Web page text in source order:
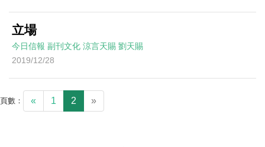
立場
今日信報 副刊文化 涼言天賜 劉天賜
2019/12/28
頁數： « 1 2 »